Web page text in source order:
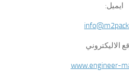
ايميل:
الاليكتروني
www.engineer-